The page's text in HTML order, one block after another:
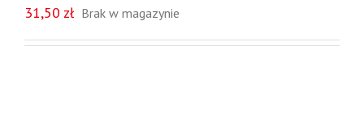
31,50 zł Brak w magazynie